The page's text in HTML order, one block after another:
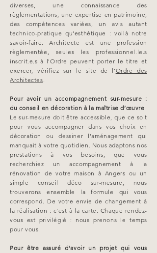
diverses, une connaissance des
règlementations, une expertise en patrimoine,
des compétences variées, un avis autant
technico-pratique qu’esthétique : voilà notre
savoir-faire. Architecte est une profession
règlementée, seules les professionnel.le.s
inscrit.e.s à l'Ordre peuvent porter le titre et
exercer, vérifiez sur le site de l'Ordre des
Architectes.
Pour avoir un accompagnement sur-mesure :
du conseil en décoration à la maîtrise d’œuvre
Le sur-mesure doit être accessible, que ce soit
pour vous accompagner dans vos choix en
décoration ou dessiner l’aménagement qui
manquait à votre quotidien. Nous adaptons nos
prestations à vos besoins, que vous
recherchiez un accompagnement à la
rénovation de votre maison à Angers ou un
simple conseil déco sur-mesure, nous
trouverons ensemble la formule qui vous
correspond. De votre envie de changement à
la réalisation : c’est à la carte. Chaque rendez-
vous est privilégié : nous prenons le temps
pour vous.
Pour être assuré d’avoir un projet qui vous